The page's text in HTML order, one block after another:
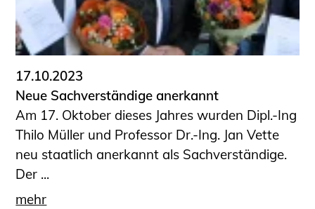
Funktionsprüfung privater
Abwasserleitungen
Vereinbarungen mit
Ingenieurkammern
Büronachfolge
Zusatzqualifikationen
Geschützter Bereich
Informationen für Auftraggeber und
Verbraucher
Ingenieursuche (Mitglieder der IK-Bau
17.10.2023
Neue Sachverständige anerkannt
Am 17. Oktober dieses Jahres wurden Dipl.-Ing
Thilo Müller und Professor Dr.-Ing. Jan Vette
neu staatlich anerkannt als Sachverständige.
Der ...
mehr